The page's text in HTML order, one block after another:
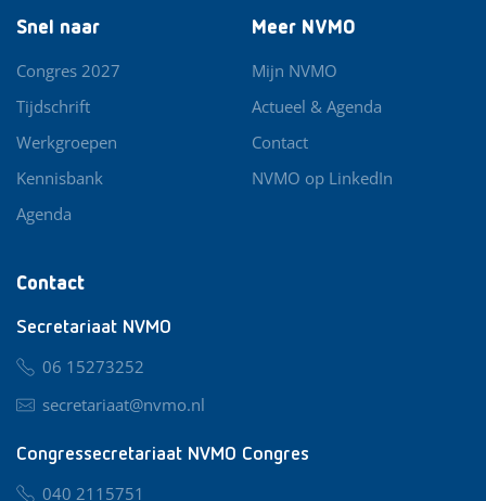
Contact
Secretariaat NVMO
06 15273252
secretariaat@nvmo.nl
Congressecretariaat NVMO Congres
040 2115751
Snel naar
Congres 2027
Tijdschrift
Werkgroepen
Kennisbank
Agenda
Meer NVMO
Mijn NVMO
Actueel & Agenda
Contact
NVMO op LinkedIn